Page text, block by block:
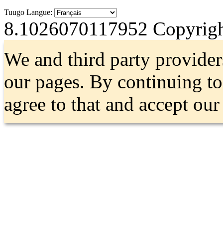
Tuugo Langue:
8.1026070117952
We and third party
our pages. By continuing
agree to that and accept